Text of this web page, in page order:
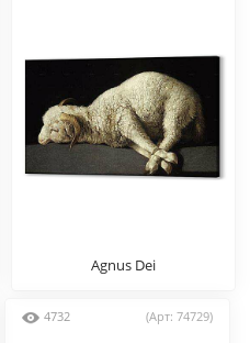
Agnus Dei
4732 (Арт: 74729)